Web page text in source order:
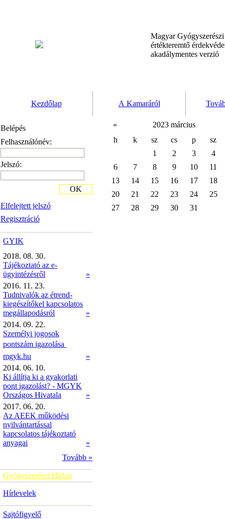
Magyar
értékteremtő
akadálymentes verzió
Kezdőlap A Kamaráról
Belépés
Felhasználónév:
Jelszó:
Elfelejtett jelszó
Regisztráció
OK
GYIK
2018. 08. 30.
Tájékoztató az e-
ügyintézésről
»
2016. 11. 23.
Tudnivalók az étrend-
kiegészítőkel kapcsolatos
megállapodásról
»
2014. 09. 22.
Személyi jogosok
pontszám igazolása 
mgyk.hu
»
2014. 06. 10.
Ki állítja ki a gyakorlati
pont igazolást? - MGYK
Országos Hivatala
»
2017. 06. 20.
Az AEEK működési
nyilvántartással
kapcsolatos tájékoztató
anyagai
»
Tovább »
Gyógyszerészi Hírlap
Hírlevelek
Sajtófigyelő
«
2023 március
h
k sz cs p
sz
1
2 3
4
6
7 8 9 10
11
13
14 15 16 17
18
20
21 22 23 24
25
27
28 29 30 31